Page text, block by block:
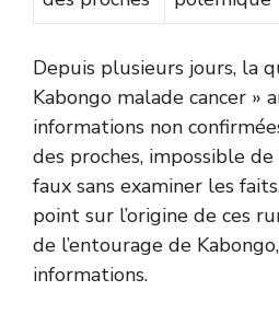
Depuis plusieurs jours, la
Kabongo malade cancer »
informations non
des proches, impossible
faux sans examiner les
point sur l’origine de ces
de l’entourage de
informations.